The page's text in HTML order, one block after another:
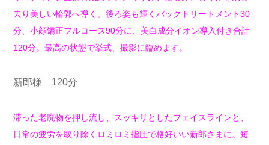
去り美しい輪郭へ導く。後ろ姿も輝くバックトリートメント30
分、小顔矯正フルコース90分に、美白成分イオン導入付き合計
120分。最高の状態で挙式、撮影に臨めます。
新郎様 120分
滞った老廃物を押し流し、スッキリとしたフェイスラインと、
日常の疲労を取り除くロミロミ指圧で格好いい新郎さまに。短